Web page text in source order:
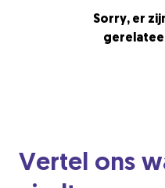
Sorry, er
Vertel ons